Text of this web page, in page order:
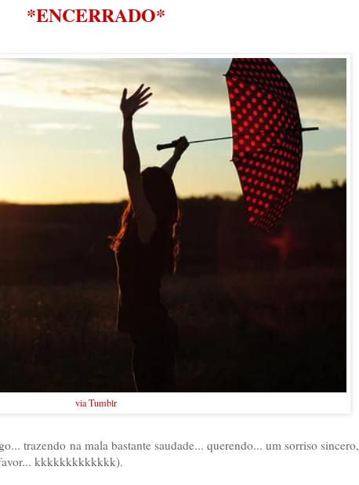
*ENCERRADO*
via Tumblr
trazendo na mala bastante saudade... querendo... um sorriso sincero,
kkkkkkkkkkkkk).